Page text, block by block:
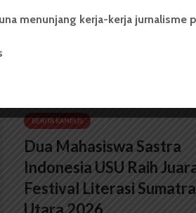
BERITA KAMPUS
Dua Mahasiswa Sastra
Indonesia USU Raih
Festival Literasi Sumatra
menunjang kerja-kerja jurnalisme